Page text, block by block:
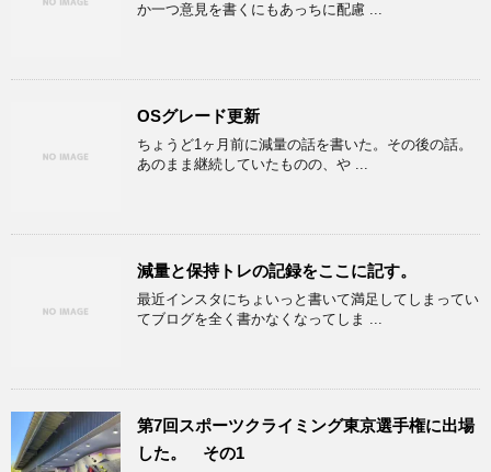
か一つ意見を書くにもあっちに配慮 ...
OSグレード更新
ちょうど1ヶ月前に減量の話を書いた。その後の話。
あのまま継続していたものの、や ...
減量と保持トレの記録をここに記す。
最近インスタにちょいっと書いて満足してしまってい
てブログを全く書かなくなってしま ...
第7回スポーツクライミング東京選手権に出場
した。 その1